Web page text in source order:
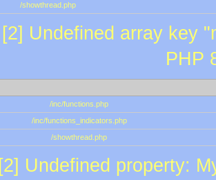
/showthread.php
[2] Undefined array key
PHP
/inc/functions.php
/inc/functions_indicators.php
/showthread.php
[2] Undefined property: